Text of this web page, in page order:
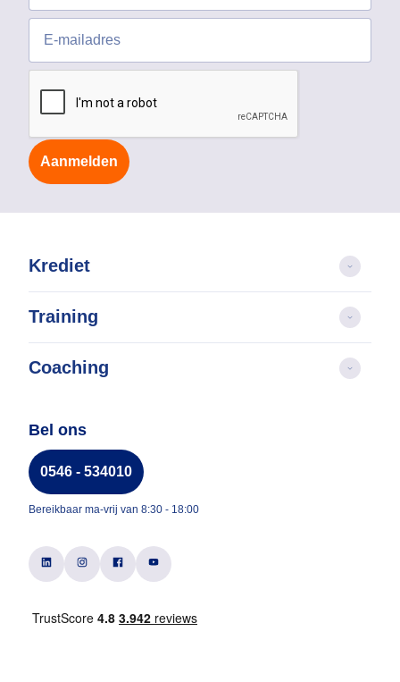
Aanmelden
Krediet
Training
Coaching
Bel ons
0546 - 534010
Bereikbaar ma-vrij van 8:30 - 18:00